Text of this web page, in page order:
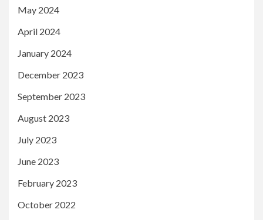
May 2024
April 2024
January 2024
December 2023
September 2023
August 2023
July 2023
June 2023
February 2023
October 2022